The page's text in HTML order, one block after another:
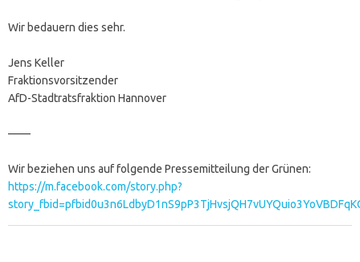
Wir bedauern dies sehr.
Jens Keller
Fraktionsvorsitzender
AfD-Stadtratsfraktion Hannover
——
Wir beziehen uns auf folgende Pressemitteilung der Grünen:
https://m.facebook.com/story.php?